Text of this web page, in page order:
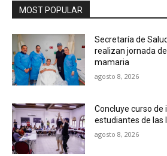
MOST POPULAR
Secretaría de
realizan jornada
mamaria
agosto 8, 2026
Concluye curso de
estudiantes de las
agosto 8, 2026